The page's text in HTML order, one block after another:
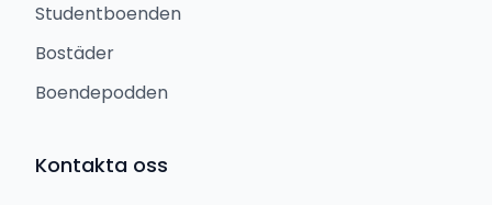
Studentboenden
Bostäder
Boendepodden
Kontakta oss